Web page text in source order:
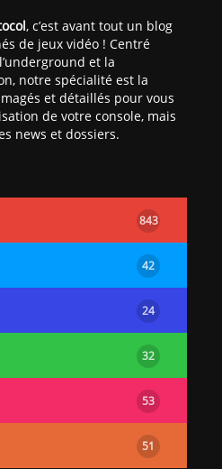
, c’est avant tout un blog
de jeux vidéo ! Centré
et la
notre spécialité est la
et détaillés pour vous
de votre console, mais
news et dossiers.
843
42
24
32
53
51
sur le
pour
CBPS
une
de
[PSP]
Custom
de retour !